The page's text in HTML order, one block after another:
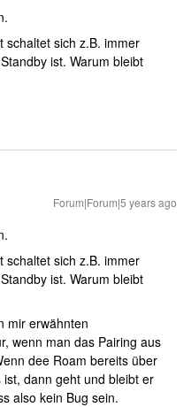
schaltet sich z.B. immer
ist. Warum bleibt
Forum|Forum|5 years ago
schaltet sich z.B. immer
ist. Warum bleibt
mir erwähnten
wenn man das Pairing aus
dee Roam bereits über
dann geht und bleibt er
also kein Bug sein.